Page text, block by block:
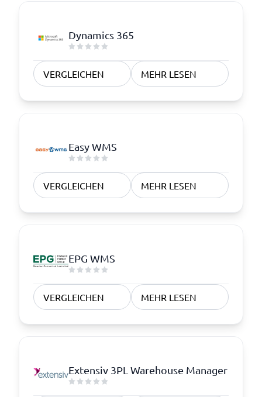
Dynamics 365
VERGLEICHEN MEHR LESEN
Easy WMS
VERGLEICHEN MEHR LESEN
EPG WMS
VERGLEICHEN MEHR LESEN
Extensiv 3PL Warehouse Manager